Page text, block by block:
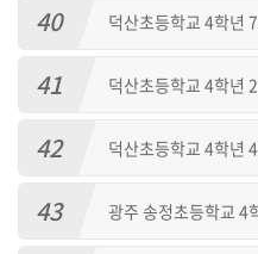
40 덕산초등학교 4학년
41 덕산초등학교 4학년
42 덕산초등학교 4학년
43 광주 송정초등학교 4